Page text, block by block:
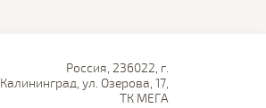
Россия, 236022, г.
Калининград, ул. Озерова, 17,
ТК МЕГА